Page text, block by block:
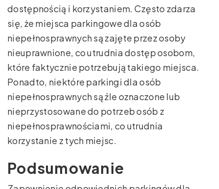
dostępnością i korzystaniem. Często zdarza
się, że miejsca parkingowe dla osób
niepełnosprawnych są zajęte przez osoby
nieuprawnione, co utrudnia dostęp osobom,
które faktycznie potrzebują takiego miejsca.
Ponadto, niektóre parkingi dla osób
niepełnosprawnych są źle oznaczone lub
nieprzystosowane do potrzeb osób z
niepełnosprawnościami, co utrudnia
korzystanie z tych miejsc.
Podsumowanie